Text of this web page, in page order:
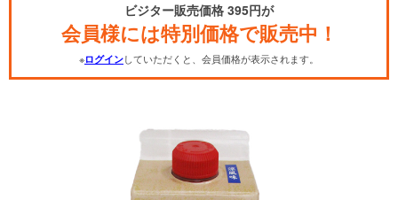
ビジター販売価格 395円が
会員様には特別価格で販売中！
※ログインしていただくと、会員価格が表示されます。